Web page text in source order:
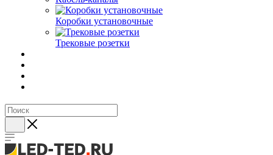
Коробки установочные
Трековые розетки